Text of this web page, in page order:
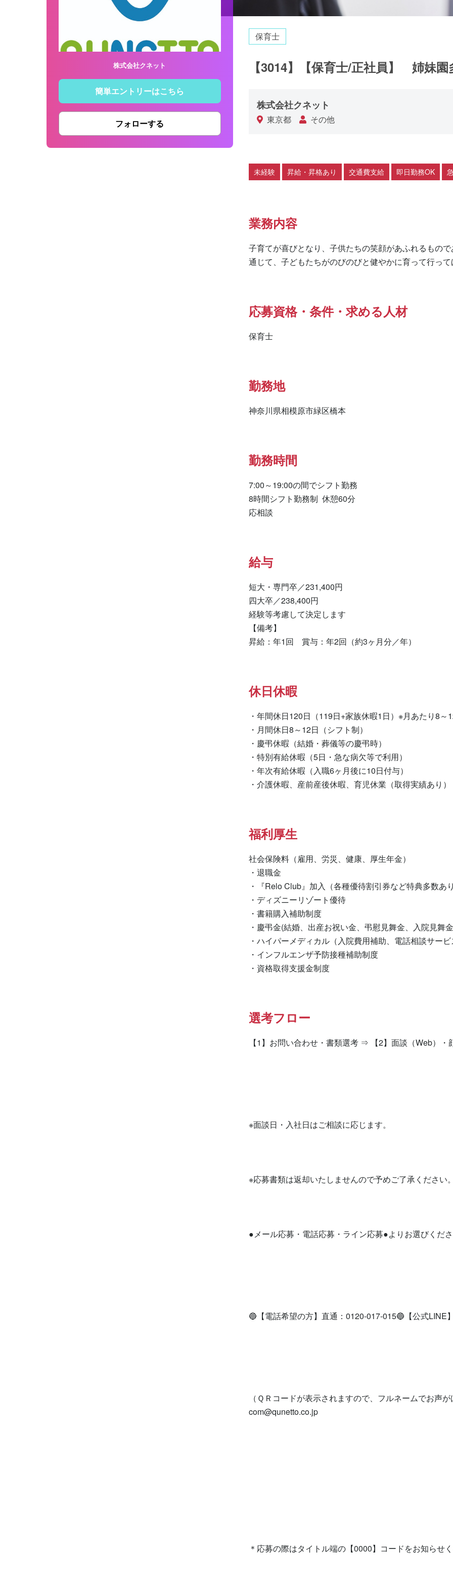
株式会社クネット
簡単エントリーはこちら
フォローする
保育士
【3014】【保育士/正社員】 姉妹
株式会社クネット
東京都 その他
未経験 昇給・昇格あり 交通費支給 即日勤務OK
業務内容
子育てが喜びとなり、子供たちの笑顔があふれるもの
通じて、子どもたちがのびのびと健やかに育って行って
応募資格・条件・求める人材
保育士
勤務地
神奈川県相模原市緑区橋本
勤務時間
7:00～19:00の間でシフト勤務
8時間シフト勤務制  休憩60分
応相談
給与
短大・専門卒／231,400円
四大卒／238,400円
経験等考慮して決定します
【備考】
昇給：年1回　賞与：年2回（約3ヶ月分／年）
休日休暇
・年間休日120日（119日+家族休暇1日）※月あたり8～
・月間休日8～12日（シフト制）
・慶弔休暇（結婚・葬儀等の慶弔時）
・特別有給休暇（5日・急な病欠等で利用）
・年次有給休暇（入職6ヶ月後に10日付与）
・介護休暇、産前産後休暇、育児休業（取得実績あり）
福利厚生
社会保険料（雇用、労災、健康、厚生年金）
・退職金
・『Relo Club』加入（各種優待割引券など特典多数あり
・ディズニーリゾート優待
・書籍購入補助制度
・慶弔金(結婚、出産お祝い金、弔慰見舞金、入院見舞
・ハイパーメディカル（入院費用補助、電話相談サービ
・インフルエンザ予防接種補助制度
・資格取得支援金制度
選考フロー
【1】お問い合わせ・書類選考 ⇒ 【2】面談（Web）・
※面談日・入社日はご相談に応じます。
※応募書類は返却いたしませんので予めご了承ください。
●メール応募・電話応募・ライン応募●よりお選びくださ
🔵【電話希望の方】直通：0120-017-015🔵【公式LINE
（ＱＲコードが表示されますので、フルネームでお声
com@qunetto.co.jp
＊応募の際はタイトル端の【0000】コードをお知らせく